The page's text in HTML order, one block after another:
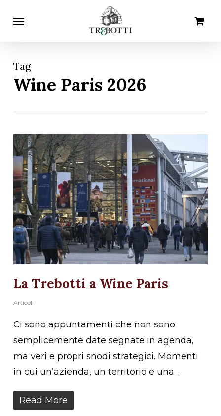
Menu
Chiudi
Tag
Wine Paris 2026
La Trebotti a Wine Paris
Articoli
Ci sono appuntamenti che non sono
semplicemente date segnate in agenda,
ma veri e propri snodi strategici. Momenti
in cui un’azienda, un territorio e una…
Read More